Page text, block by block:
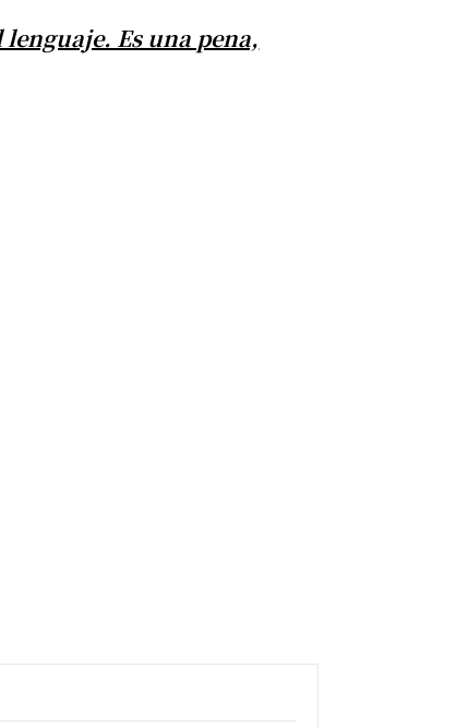
Es una pena,